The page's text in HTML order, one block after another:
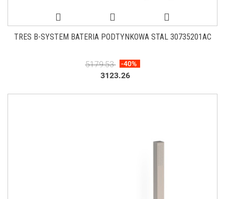
TRES B-SYSTEM BATERIA PODTYNKOWA STAL 30735201AC
5179.53 -40%
3123.26